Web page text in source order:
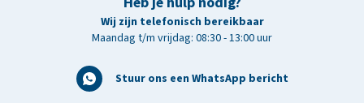
Wij zijn telefonisch bereikbaar
Maandag t/m vrijdag: 08:30 - 13:00 uur
Stuur ons een WhatsApp bericht